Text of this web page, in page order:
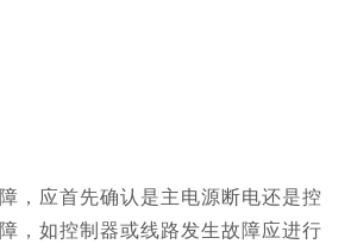
，应首先确认是主电源断电还是控
，如控制器或线路发生故障应进行